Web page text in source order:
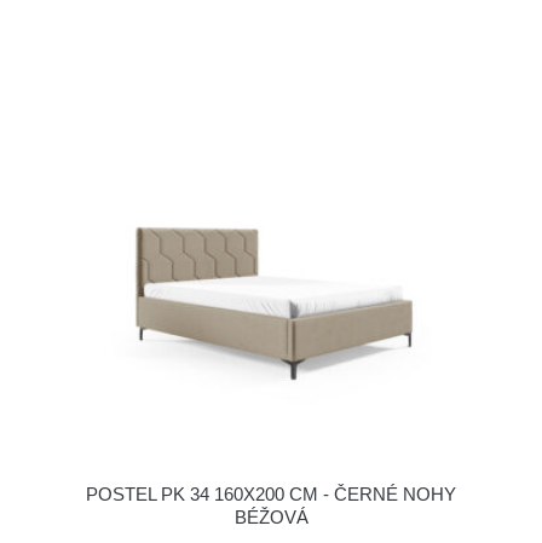
POSTEL PK 34 160X200 CM - ČERNÉ NOHY
BÉŽOVÁ